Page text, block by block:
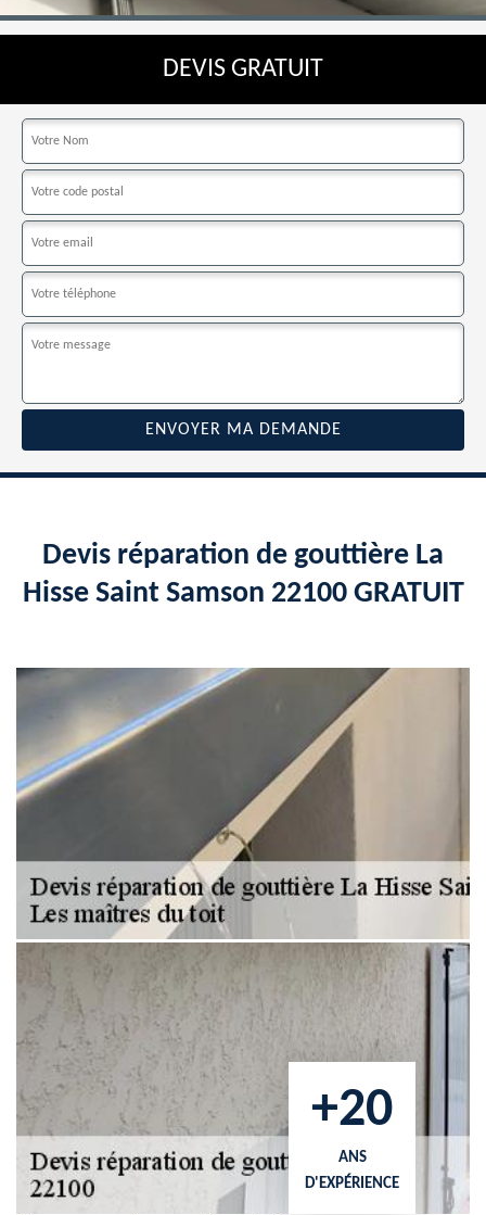
DEVIS GRATUIT
Devis réparation de gouttière La
Hisse Saint Samson 22100 GRATUIT
+20
ANS
D'EXPÉRIENCE